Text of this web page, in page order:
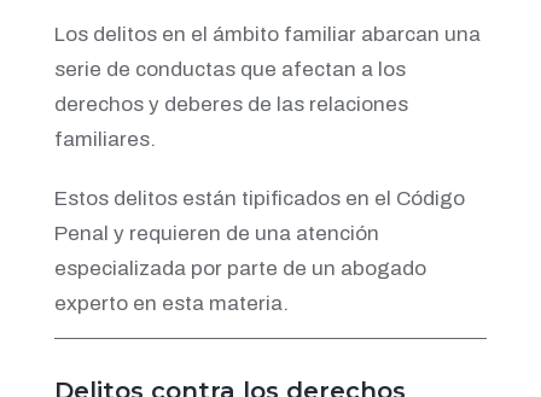
Los delitos en el ámbito familiar abarcan una
serie de conductas que afectan a los
derechos y deberes de las relaciones
familiares.
Estos delitos están tipificados en el Código
Penal y requieren de una atención
especializada por parte de un abogado
experto en esta materia.